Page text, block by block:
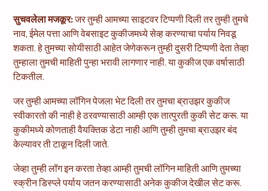
सुचवलेला मजकूर:जर तुम्ही आमच्या साइटवर टिप्पणी दिली तर तुम्ही तुमचे
नाव, ईमेल पत्ता आणि वेबसाइट कुकीजमध्ये सेव्ह करण्याचा पर्याय निवडू
शकता. हे तुमच्या सोयीसाठी आहेत जेणेकरून तुम्ही दुसरी टिप्पणी देता तेव्हा
तुम्हाला तुमची माहिती पुन्हा भरावी लागणार नाही. या कुकीज एक वर्षासाठी
टिकतील.
जर तुम्ही आमच्या लॉगिन पेजला भेट दिली तर तुमचा ब्राउझर कुकीज
स्वीकारतो की नाही हे ठरवण्यासाठी आम्ही एक तात्पुरती कुकी सेट करू. या
कुकीमध्ये कोणताही वैयक्तिक डेटा नाही आणि तुम्ही तुमचा ब्राउझर बंद
केल्यावर ती टाकून दिली जाते.
जेव्हा तुम्ही लॉग इन करता तेव्हा आम्ही तुमची लॉगिन माहिती आणि तुमच्या
स्क्रीन डिस्प्ले पर्याय जतन करण्यासाठी अनेक कुकीज देखील सेट करू.